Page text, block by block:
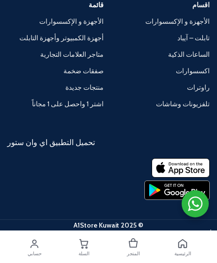
اقسام
الأجهزة و الإكسسوارات
تابلت – آيباد
الساعات الذكية
اكسسوارات
راوترات
تلفزيونات وشاشات
قائمة
الأجهزة و الإكسسوارات
أجهزة الكمبيوتر وأجهزة التابلت
متاجر العلامات التجارية
صفقات ضخمة
منتجات جديدة
اشتر 1 واحصل على 1 مجاناً
تحميل التطبيق اي وان ستور
© 2025 A1Store Kuwait
الرئيسية المتجر السلة حسابي